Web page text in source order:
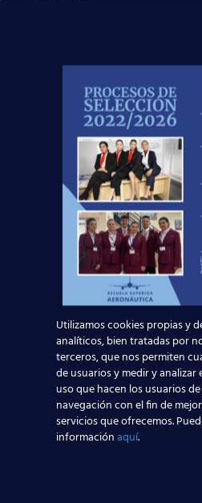
generadas en sus bases
Tenerife, es por eso
de nuestros alumnos
proceso.
Privilegetambién
mediados de enero,
anteriores cada vez que
selección, nos avisan
alumnos puedan
Ferrovialtambién nos
para un proceso de
Tripulantes de Tren
iniciará a mediados de
Continuaremos trabajando
preparados y adaptados
que el sector aeronáutico
para cerrar nuevos
nuestros alumnos más y
de inserción.
Y tú, ¿quieres
Utilizamos cookies propias y
analíticos, bien tratadas por
terceros, que nos permiten
de usuarios y medir y
uso que hacen los usuarios
navegación con el fin de
servicios que ofrecemos.
informaciónaquí.